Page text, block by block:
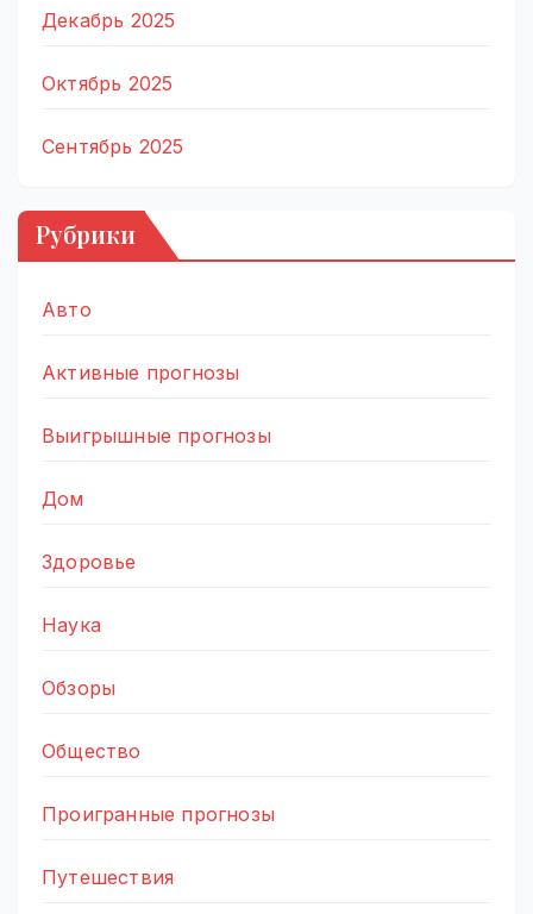
Декабрь 2025
Октябрь 2025
Сентябрь 2025
Рубрики
Авто
Активные прогнозы
Выигрышные прогнозы
Дом
Здоровье
Наука
Обзоры
Общество
Проигранные прогнозы
Путешествия